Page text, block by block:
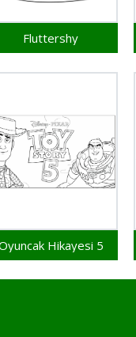
Fluttershy
Hikayesi 5